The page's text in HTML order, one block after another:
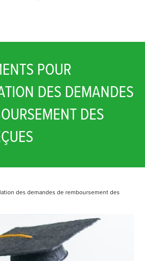
POUR
DES DEMANDES
DES
des demandes de remboursement des